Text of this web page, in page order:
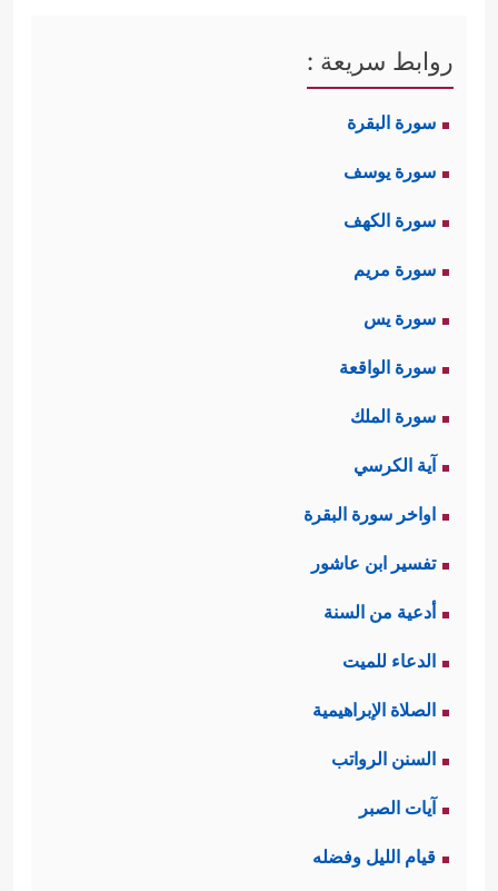
بِبَعۡضࣲ وَنَكۡفُرُ بِبَعۡضࣲ وَیُرِیدُونَ أَن یَتَّخِذُواْ بَیۡنَ ذَ ٰ⁠لِكَ
سَبِیلًا﴿١٥٠﴾ أُوْلَــٰۤىِٕكَ هُمُ ٱلۡكَـٰفِرُونَ حَقࣰّاۚ﴾
آمنوا بموسى وكفروا بمحمد واختلفوا
في عيسى
ثانيًا: عناد اليهود وتكبُّرهم على الحق
﴿یَسۡـَٔلُكَ أَهۡلُ ٱلۡكِتَـٰبِ أَن تُنَزِّلَ عَلَیۡهِمۡ كِتَـٰبࣰا مِّنَ
بآيات الله، ونقضهم الميثاق الإلهي،
وقتلهم الأنبياء، وحرصهم على قتل
السيد المسيح، وانتهت بأخذهم الربا
وأكلهم لأموال الناس بالباطل
روابط سريعة :
سورة البقرة
سورة يوسف
سورة الكهف
سورة مريم
سورة يس
سورة الواقعة
سورة الملك
آية الكرسي
اواخر سورة البقرة
تفسير ابن عاشور
أدعية من السنة
الدعاء للميت
الصلاة الإبراهيمية
السنن الرواتب
آيات الصبر
قيام الليل وفضله